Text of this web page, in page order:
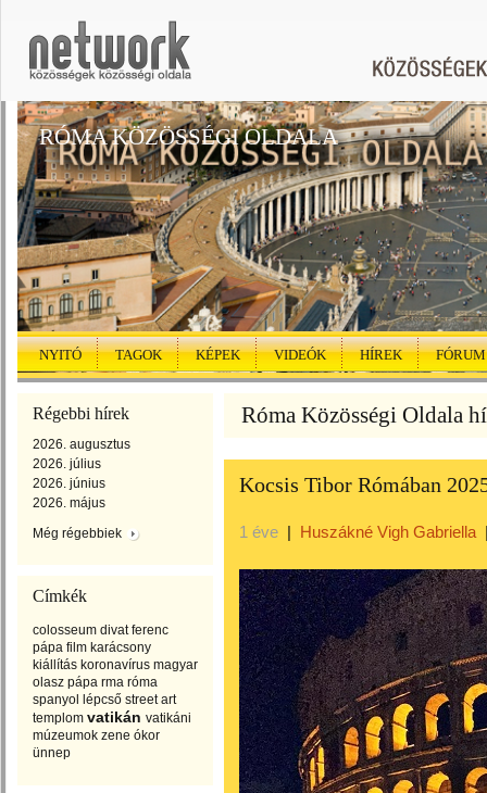
RÓMA KÖZÖSSÉGI OLDALA
NYITÓ TAGOK KÉPEK VIDEÓK HÍREK FÓRUM
Régebbi hírek
2026. augusztus
2026. július
2026. június
2026. május
Még régebbiek
Címkék
colosseum divat ferenc
pápa film karácsony
kiállítás koronavírus magyar
olasz pápa rma róma
spanyol lépcső street art
templom vatikán vatikáni
múzeumok zene ókor
ünnep
Róma Közösségi Oldala
Kocsis Tibor Rómában
1 éve | Huszákné Vigh Gabriella